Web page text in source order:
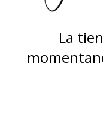
La